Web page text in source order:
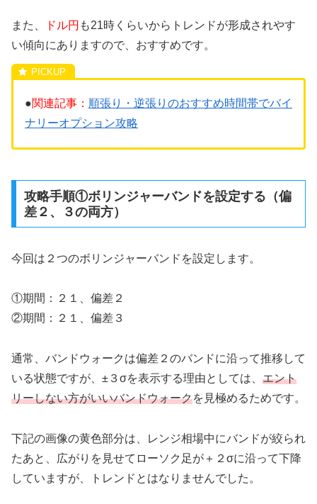
また、 ドル円 も21時くらいからトレンドが形成されやす
い傾向にありますので、おすすめです。
●関連記事： 順張り・逆張りのおすすめ時間帯でバイ
ナリーオプション攻略
攻略手順①ボリンジャーバンドを設定する（偏
差２、３の両方）
今回は２つのボリンジャーバンドを設定します。
①期間：２１、偏差２
②期間：２１、偏差３
通常、バンドウォークは偏差２のバンドに沿って推移して
いる状態ですが、±３σを表示する理由としては、 エント
リーしない方がいいバンドウォークを見極めるためです。
下記の画像の黄色部分は、レンジ相場中にバンドが絞られ
たあと、広がりを見せてローソク足が＋２σに沿って下降
していますが、トレンドとはなりませんでした。